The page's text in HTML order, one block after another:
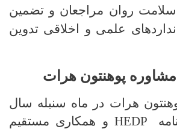
روان مراجعان و تضمین
علمی و اخلاقی تدوین
پوهنتون هرات
هرات در ماه سنبله سال
HEDP و همکاری مستقیم